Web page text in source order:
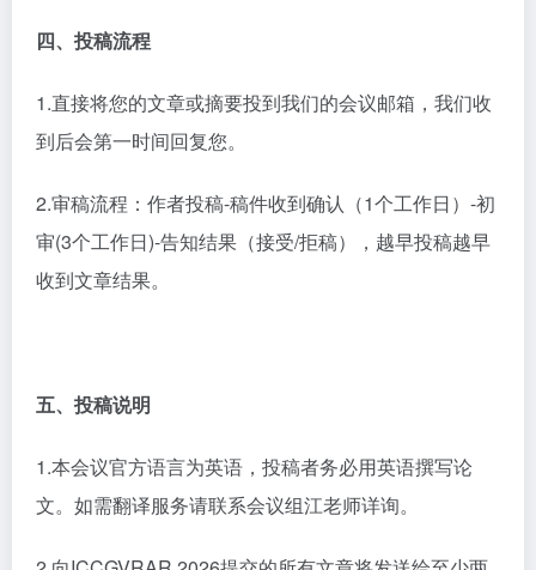
四、投稿流程
1.直接将您的文章或摘要投到我们的会议邮箱，我们收
到后会第一时间回复您。
2.审稿流程：作者投稿-稿件收到确认（1个工作日）-初
审(3个工作日)-告知结果（接受/拒稿），越早投稿越早
收到文章结果。
五、 投稿说明
1.本会议官方语言为英语，投稿者务必用英语撰写论
文。如需翻译服务请联系会议组江老师详询。